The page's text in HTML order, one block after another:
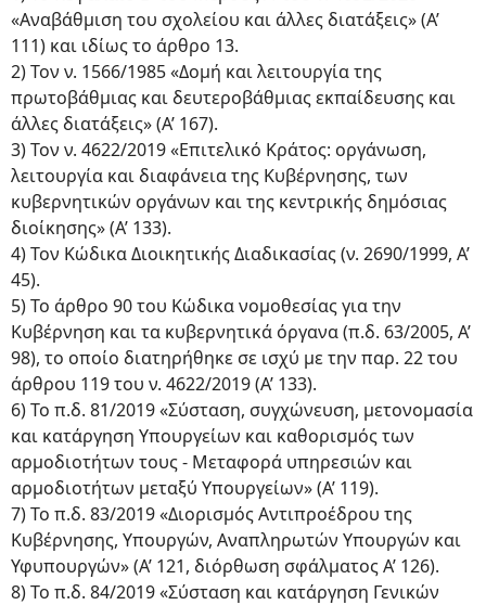
«Αναβάθμιση του σχολείου και άλλες διατάξεις» (Α’
111) και ιδίως το άρθρο 13.
2) Τον ν. 1566/1985 «Δομή και λειτουργία της
πρωτοβάθμιας και δευτεροβάθμιας εκπαίδευσης και
άλλες διατάξεις» (Α’ 167).
3) Τον ν. 4622/2019 «Επιτελικό Κράτος: οργάνωση,
λειτουργία και διαφάνεια της Κυβέρνησης, των
κυβερνητικών οργάνων και της κεντρικής δημόσιας
διοίκησης» (Α’ 133).
4) Τον Κώδικα Διοικητικής Διαδικασίας (ν. 2690/1999, Α’
45).
5) Το άρθρο 90 του Κώδικα νομοθεσίας για την
Κυβέρνηση και τα κυβερνητικά όργανα (π.δ. 63/2005, Α’
98), το οποίο διατηρήθηκε σε ισχύ με την παρ. 22 του
άρθρου 119 του ν. 4622/2019 (Α’ 133).
6) Το π.δ. 81/2019 «Σύσταση, συγχώνευση, μετονομασία
και κατάργηση Υπουργείων και καθορισμός των
αρμοδιοτήτων τους - Μεταφορά υπηρεσιών και
αρμοδιοτήτων μεταξύ Υπουργείων» (Α’ 119).
7) Το π.δ. 83/2019 «Διορισμός Αντιπροέδρου της
Κυβέρνησης, Υπουργών, Αναπληρωτών Υπουργών και
Υφυπουργών» (Α’ 121, διόρθωση σφάλματος Α’ 126).
8) Το π.δ. 84/2019 «Σύσταση και κατάργηση Γενικών